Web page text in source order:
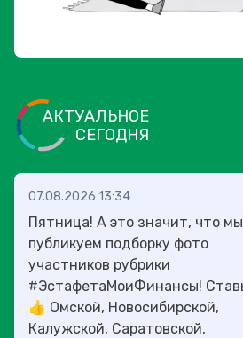
АКТУАЛЬНОЕ
СЕГОДНЯ
07.08.2026 13:34
Пятница! А это значит, что мы
публикуем подборку фото
участников рубрики
#ЭстафетаМоиФинансы! Ставьте
👍 Омской, Новосибирской,
Калужской, Саратовской,